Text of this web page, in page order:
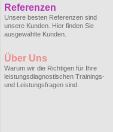
Referenzen
Unsere besten Referenzen sind
unsere Kunden. Hier finden Sie
ausgewählte Kunden.
Über Uns
Warum wir die Richtigen für Ihre
leistungsdiagnostischen Trainings-
und Leistungsfragen sind.